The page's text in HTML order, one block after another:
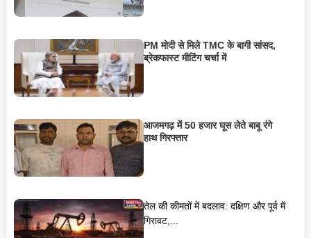
PM मोदी से मिले TMC के बागी सांसद,
ब्रेकफास्ट मीटिंग चर्चा में
आजमगढ़ में 50 हजार घूस लेते बाबू रंगे
हाथ गिरफ्तार
तेल की कीमतों में बदलाव: दक्षिण और पूर्व में
गिरावट,...